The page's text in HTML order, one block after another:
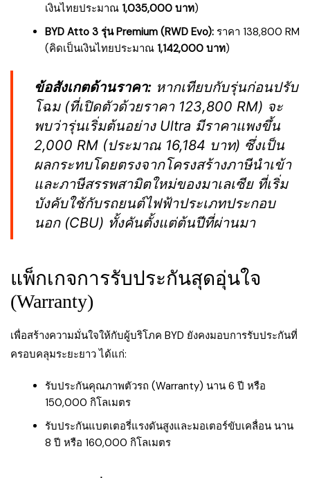
เงินไทยประมาณ 1,035,000 บาท)
BYD Atto 3 รุ่น Premium (RWD Evo): ราคา 138,800 RM
(คิดเป็นเงินไทยประมาณ 1,142,000 บาท)
ข้อสังเกตด้านราคา: หากเทียบกับรุ่นก่อนปรับ
โฉม (ที่เปิดตัวด้วยราคา 123,800 RM) จะ
พบว่ารุ่นเริ่มต้นอย่าง Ultra มีราคาแพงขึ้น
2,000 RM (ประมาณ 16,184 บาท) ซึ่งเป็น
ผลกระทบโดยตรงจากโครงสร้างภาษีนำเข้า
และภาษีสรรพสามิตใหม่ของมาเลเซีย ที่เริ่ม
บังคับใช้กับรถยนต์ไฟฟ้าประเภทประกอบ
นอก (CBU) ทั้งคันตั้งแต่ต้นปีที่ผ่านมา
แพ็กเกจการรับประกันสุดอุ่นใจ
(Warranty)
เพื่อสร้างความมั่นใจให้กับผู้บริโภค BYD ยังคงมอบการรับประกันที่
ครอบคลุมระยะยาว ได้แก่:
รับประกันคุณภาพตัวรถ (Warranty) นาน 6 ปี หรือ
150,000 กิโลเมตร
รับประกันแบตเตอรี่แรงดันสูงและมอเตอร์ขับเคลื่อน นาน
8 ปี หรือ 160,000 กิโลเมตร